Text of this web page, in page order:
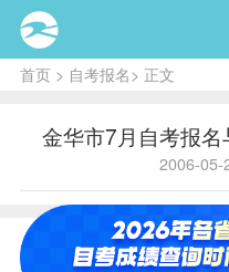
首页> 自考报名> 正文
金华市7月自考报
2006-05-